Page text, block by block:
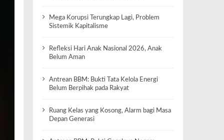
Mega Korupsi Terungkap Lagi, Problem
Sistemik Kapitalisme
Refleksi Hari Anak Nasional 2026, Anak
Belum Aman
Antrean BBM: Bukti Tata Kelola Energi
Belum Berpihak pada Rakyat
Ruang Kelas yang Kosong, Alarm bagi Masa
Depan Generasi